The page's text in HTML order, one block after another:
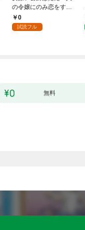
の令嬢にのみ恋をする
（分冊版）第１話
0
試読フル
無料